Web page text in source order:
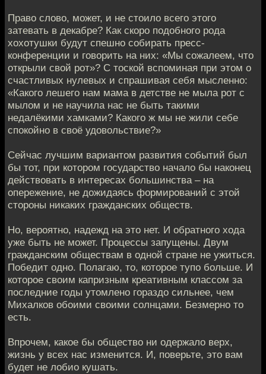
Право слово, может, и не стоило всего этого
затевать в декабре? Как скоро подобного рода
хохотушки будут спешно собирать пресс-
конференции и говорить на них: «Мы сожалеем, что
открыли свой рот»? С тоской вспоминая при этом о
счастливых нулевых и спрашивая себя мысленно:
«Какого лешего нам мама в детстве не мыла рот с
мылом и не научила нас не быть такими
недалёкими хамками? Какого ж мы не жили себе
спокойно в своё удовольствие?»
Сейчас лучшим вариантом развития событий был
бы тот, при котором государство начало бы наконец
действовать в интересах большинства – на
опережение, не дожидаясь формирований с этой
стороны никаких гражданских обществ.
Но, вероятно, надежд на это нет. И обратного хода
уже быть не может. Процессы запущены. Двум
гражданским обществам в одной стране не ужиться.
Победит одно. Полагаю, то, которое тупо больше. И
которое своим капризным креативным классом за
последние годы утомлено гораздо сильнее, чем
Михалков обоими своими солнцами. Безмерно то
есть.
Впрочем, какое бы общество ни одержало верх,
жизнь у всех нас изменится. И, поверьте, это вам
будет не лобио кушать.